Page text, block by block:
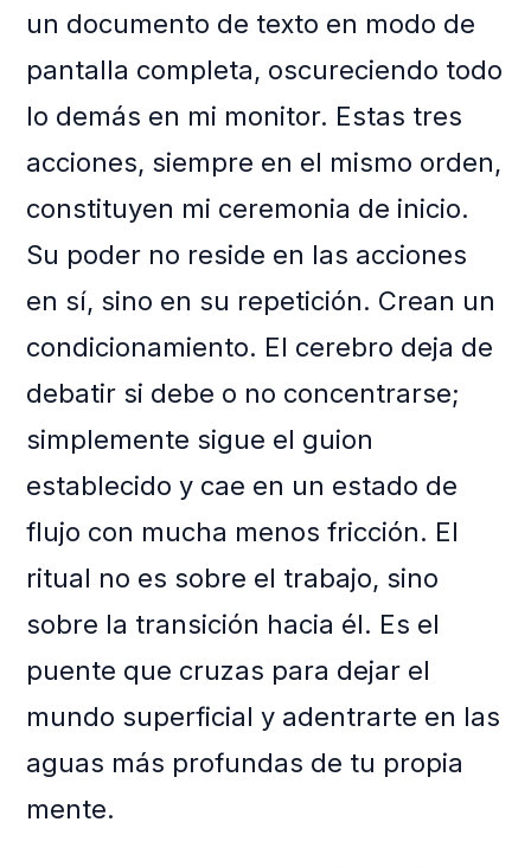
un documento de texto en modo de
pantalla completa, oscureciendo todo
lo demás en mi monitor. Estas tres
acciones, siempre en el mismo orden,
constituyen mi ceremonia de inicio.
Su poder no reside en las acciones
en sí, sino en su repetición. Crean un
condicionamiento. El cerebro deja de
debatir si debe o no concentrarse;
simplemente sigue el guion
establecido y cae en un estado de
flujo con mucha menos fricción. El
ritual no es sobre el trabajo, sino
sobre la transición hacia él. Es el
puente que cruzas para dejar el
mundo superficial y adentrarte en las
aguas más profundas de tu propia
mente.